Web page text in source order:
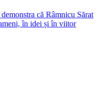
că Râmnicu Sărat
în idei și în viitor